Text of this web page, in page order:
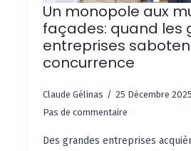
Un monopole aux
façades: quand les
entreprises
concurrence
Claude Gélinas
25 Décembre 2025
Pas de commentaire
Des grandes entreprises